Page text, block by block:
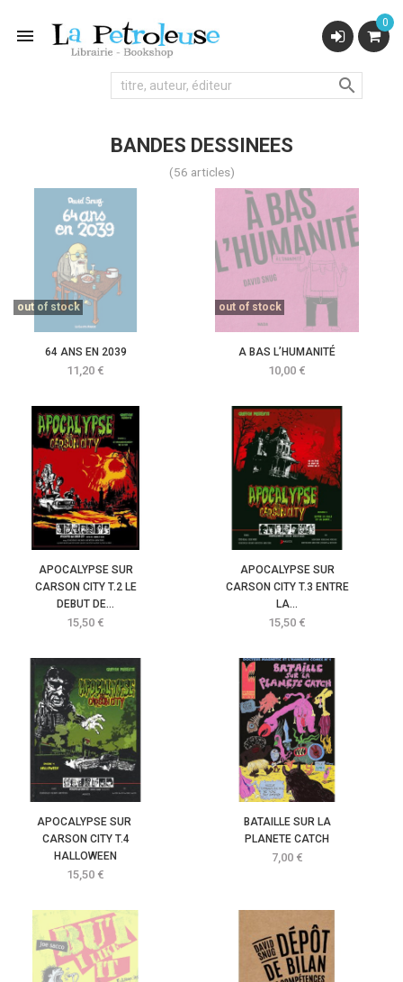

0

BANDES DESSINEES
(56 articles)
out of stock
64 ANS EN 2039
Prix
11,20 €
out of stock
A BAS L’HUMANITÉ
Prix
10,00 €
APOCALYPSE SUR
CARSON CITY T.2 LE
DEBUT DE...
Prix
15,50 €
APOCALYPSE SUR
CARSON CITY T.3 ENTRE
LA...
Prix
15,50 €
APOCALYPSE SUR
CARSON CITY T.4
HALLOWEEN
Prix
15,50 €
BATAILLE SUR LA
PLANETE CATCH
Prix
7,00 €